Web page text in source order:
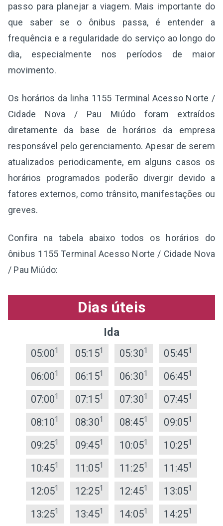
passo para planejar a viagem. Mais importante do
que saber se o ônibus passa, é entender a
frequência e a regularidade do serviço ao longo do
dia, especialmente nos períodos de maior
movimento.
Os horários da linha 1155 Terminal Acesso Norte /
Cidade Nova / Pau Miúdo foram extraídos
diretamente da base de horários da empresa
responsável pelo gerenciamento. Apesar de serem
atualizados periodicamente, em alguns casos os
horários programados poderão divergir devido a
fatores externos, como trânsito, manifestações ou
greves.
Confira na tabela abaixo todos os horários do
ônibus 1155 Terminal Acesso Norte / Cidade Nova
/ Pau Miúdo:
Dias úteis
Ida
05:001 05:151 05:301 05:451
06:001 06:151 06:301 06:451
07:001 07:151 07:301 07:451
08:101 08:301 08:451 09:051
09:251 09:451 10:051 10:251
10:451 11:051 11:251 11:451
12:051 12:251 12:451 13:051
13:251 13:451 14:051 14:251